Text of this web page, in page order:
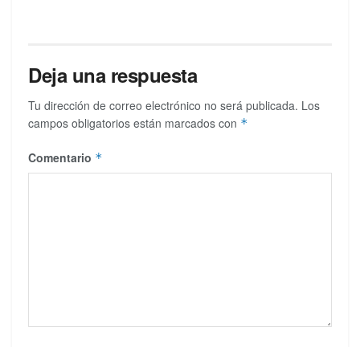
Deja una respuesta
Tu dirección de correo electrónico no será publicada. Los
campos obligatorios están marcados con *
Comentario *